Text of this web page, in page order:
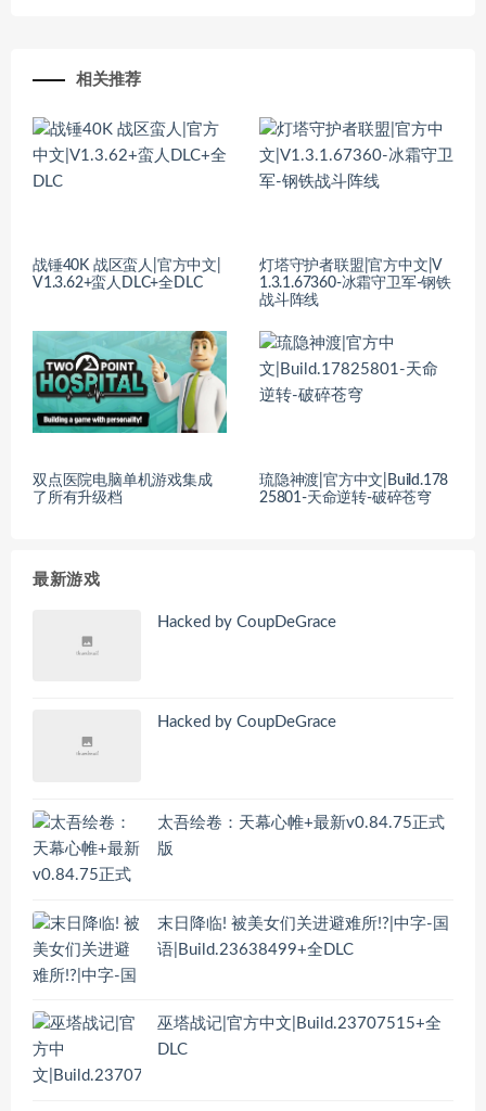
相关推荐
战锤40K 战区蛮人|官方中文|
V1.3.62+蛮人DLC+全DLC
灯塔守护者联盟|官方中文|V
1.3.1.67360-冰霜守卫军-钢铁
战斗阵线
双点医院电脑单机游戏集成
了所有升级档
琉隐神渡|官方中文|Build.178
25801-天命逆转-破碎苍穹
最新游戏
Hacked by CoupDeGrace
Hacked by CoupDeGrace
太吾绘卷：天幕心帷+最新v0.84.75正式
版
末日降临! 被美女们关进避难所!?|中字-国
语|Build.23638499+全DLC
巫塔战记|官方中文|Build.23707515+全
DLC